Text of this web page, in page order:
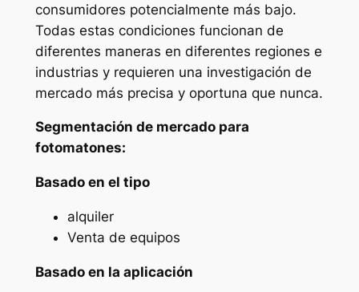
consumidores potencialmente más bajo.
Todas estas condiciones funcionan de
diferentes maneras en diferentes regiones e
industrias y requieren una investigación de
mercado más precisa y oportuna que nunca.
Segmentación de mercado para
fotomatones:
Basado en el tipo
alquiler
Venta de equipos
Basado en la aplicación